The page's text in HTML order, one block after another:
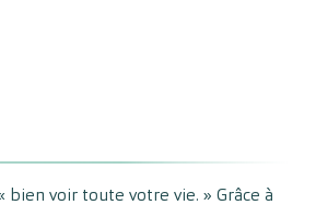
bien voir toute votre vie. » Grâce à